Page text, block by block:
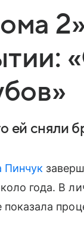
ей сняли
Пинчук
года. В